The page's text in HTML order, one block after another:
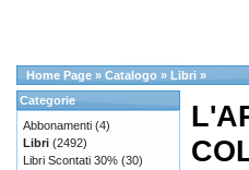
Home Page » Catalogo » Libri »
Categorie
Abbonamenti (4)
Libri (2492)
Libri Scontati 30% (30)